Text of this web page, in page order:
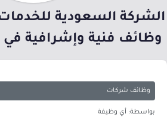
الشركة السعودية
وظائف فنية وإشرافية في 5 مدن بالمملكة
وظائف شركات
بواسطة: أي وظيفة